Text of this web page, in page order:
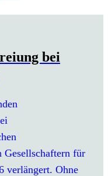
bei
Gesellschaftern für
verlängert. Ohne